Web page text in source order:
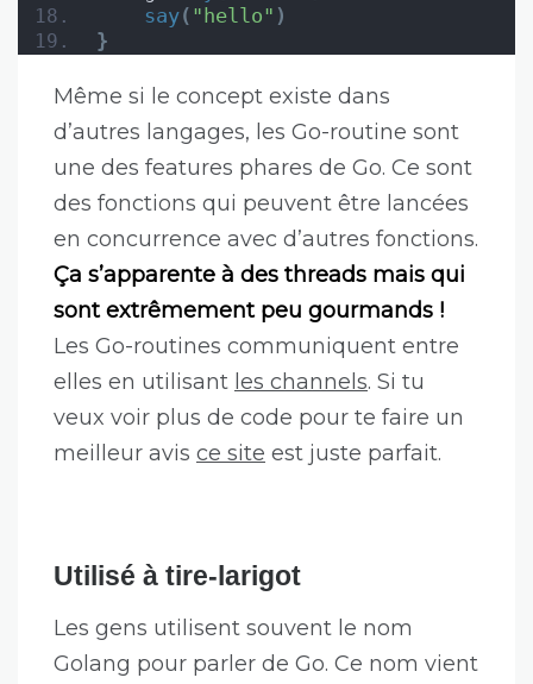
say( "hello" )
}
Même si le concept existe dans
d’autres langages, les Go-routine sont
une des features phares de Go. Ce sont
des fonctions qui peuvent être lancées
en concurrence avec d’autres fonctions.
Ça s’apparente à des threads mais qui
sont extrêmement peu gourmands !
Les Go-routines communiquent entre
elles en utilisant les channels. Si tu
veux voir plus de code pour te faire un
meilleur avis ce site est juste parfait.
Utilisé à tire-larigot
Les gens utilisent souvent le nom
Golang pour parler de Go. Ce nom vient